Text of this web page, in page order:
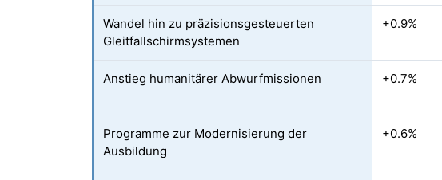
Wandel hin zu präzisionsgesteuerten
Gleitfallschirmsystemen
+0.9%
Anstieg humanitärer Abwurfmissionen +0.7%
Programme zur Modernisierung der
Ausbildung
+0.6%